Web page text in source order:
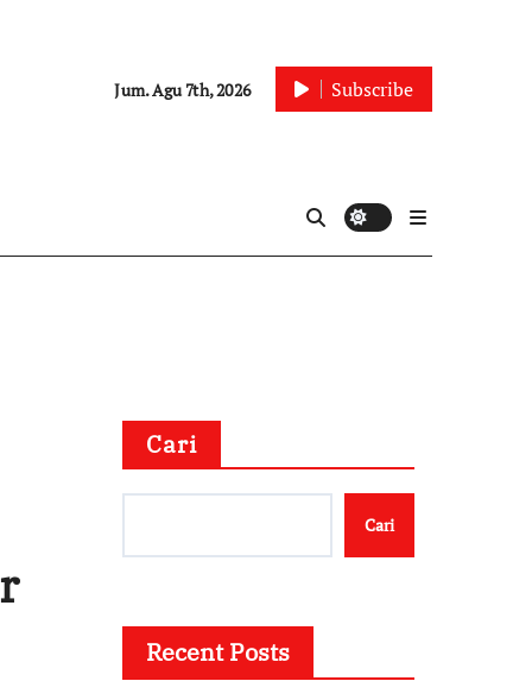
Jum. Agu 7th, 2026 Subscribe
Cari
Cari
Recent Posts